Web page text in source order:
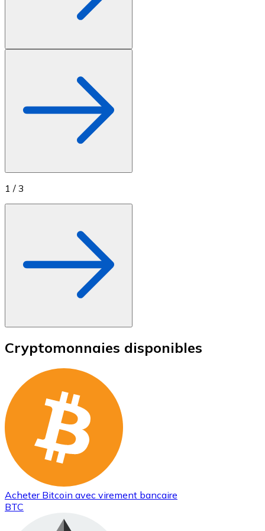
1 / 3
Cryptomonnaies disponibles
Acheter Bitcoin avec virement bancaire
BTC